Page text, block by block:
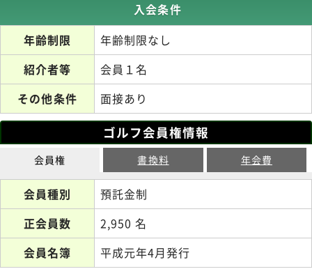
入会条件
年齢制限
年齢制限なし
紹介者等
会員１名
その他条件
面接あり
ゴルフ会員権情報
会員権 書換料 年会費
会員種別
預託金制
正会員数
2,950 名
会員名簿
平成元年4月発行